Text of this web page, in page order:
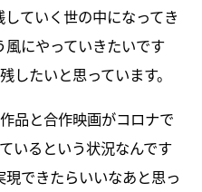
ていく世の中になってき
にやっていきたいです
したいと思っています。
品と合作映画がコロナで
いるという状況なんです
できたらいいなあと思っ